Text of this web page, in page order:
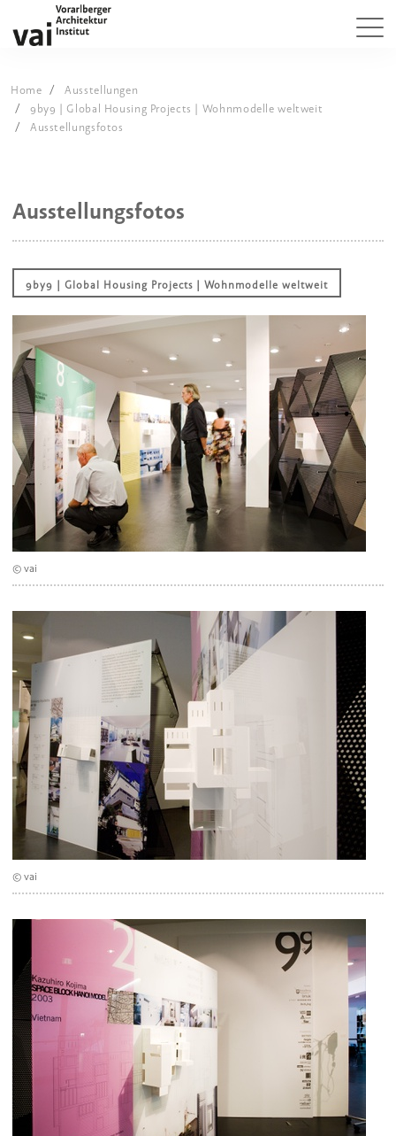
Home
Ausstellungen
9by9 | Global Housing Projects | Wohnmodelle weltweit
Ausstellungsfotos
Ausstellungsfotos
9by9 | Global Housing Projects | Wohnmodelle weltweit
© vai
© vai